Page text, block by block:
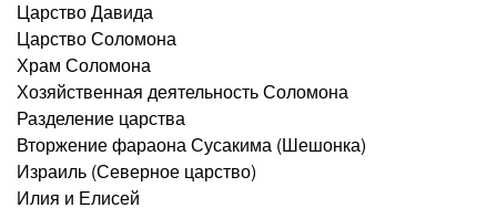
Царство Давида
Царство Соломона
Храм Соломона
Хозяйственная деятельность Соломона
Разделение царства
Вторжение фараона Сусакима (Шешонка)
Израиль (Северное царство)
Илия и Елисей